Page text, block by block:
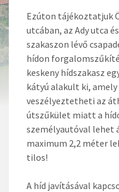
Ezúton tájékoztatjuk
utcában, az Ady utca
szakaszon lévő
hídon
keskeny hídszakasz
kátyú alakult ki,
veszélyeztetheti az
útszűkület miatt a
személyautóval lehet
maximum 2,2 méter
tilos!
A híd javításával